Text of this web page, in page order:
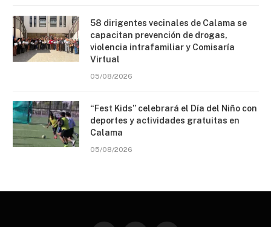
58 dirigentes vecinales de Calama se
capacitan prevención de drogas,
violencia intrafamiliar y Comisaría
Virtual
05/08/2026
“Fest Kids” celebrará el Día del Niño con
deportes y actividades gratuitas en
Calama
05/08/2026